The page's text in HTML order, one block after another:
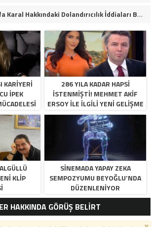
Ufuk Avcı ve Mustafa Karal Hakkındaki Dolandırıcılık İddiaları Büyüyor
KARIYERI
İPEK
286 YILA KADAR HAPSI
ISTENMIŞTI! MEHMET AKIF
ERSOY ILE ILGILI YENI GELIŞME
KLIP
SINEMADA YAPAY ZEKA
SEMPOZYUMU BEYOĞLU’NDA
DÜZENLENIYOR
HAKKINDA GÖRÜŞ BELİRT